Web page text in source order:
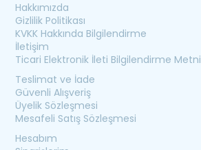
Hakkımızda
Gizlilik Politikası
KVKK Hakkında Bilgilendirme
İletişim
Ticari Elektronik İleti Bilgilendirme Metni
Teslimat ve İade
Güvenli Alışveriş
Üyelik Sözleşmesi
Mesafeli Satış Sözleşmesi
Hesabım